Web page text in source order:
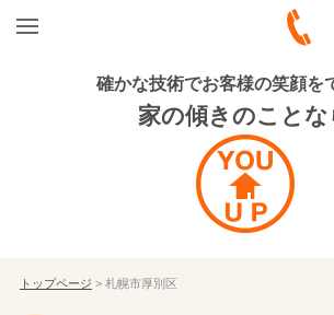
確かな技術でお客様の笑顔を
家の傾きのことな
トップページ > 札幌市厚別区